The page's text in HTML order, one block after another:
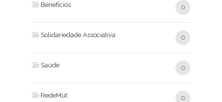
Benefícios 0
Solidariedade Associativa 0
Saúde 0
RedeMut 0